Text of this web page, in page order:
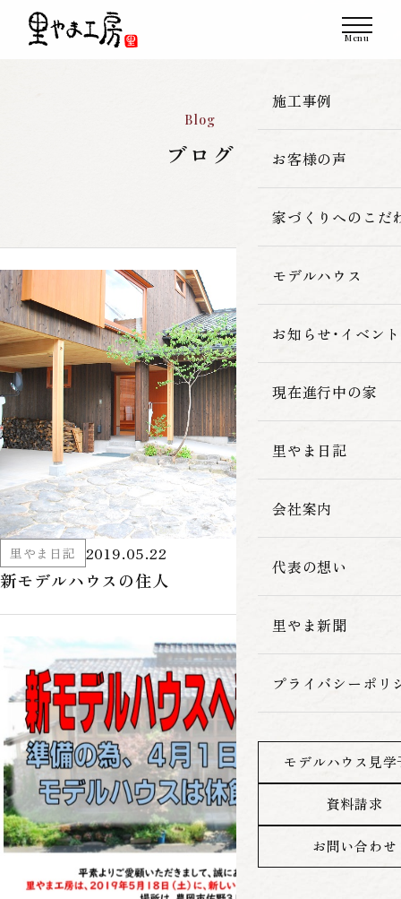
施工事例
一覧
新築
改築・リフォーム
お客様の声
家づくりへのこだ
里やま工房の家
素材へのこだわ
暮らしの性能
モデルハウス
お知らせ・イベント
現在進行中の家
里やま日記
会社案内
代表の想い
里やま新聞
プライバシーポリ
モデルハウス見学
資料請求
お問い合わせ
Blog
ブログ
里やま日記 2019.05.22
新モデルハウスの住人